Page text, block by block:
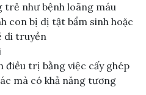
như bệnh loãng máu
con bị dị tật bẩm sinh hoặc
di truyền
trị bằng việc cấy ghép
mà có khả năng tương